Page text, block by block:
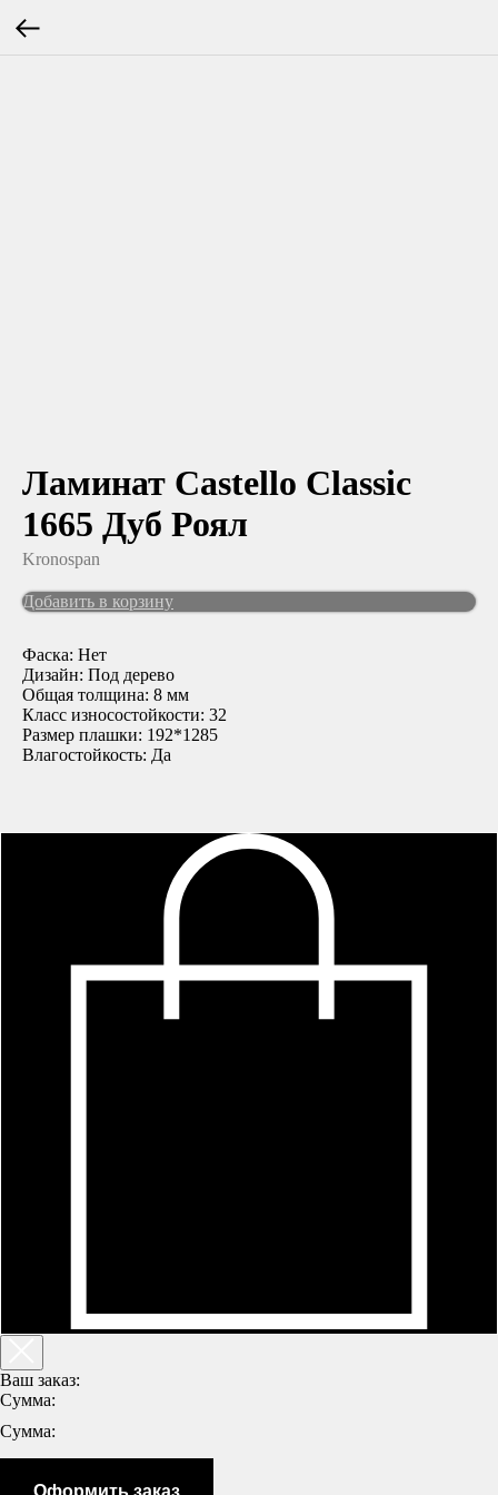
Ламинат Castello Classic
1665 Дуб Роял
Kronospan
Добавить в корзину
Фаска: Нет
Дизайн: Под дерево
Общая толщина: 8 мм
Класс износостойкости: 32
Размер плашки: 192*1285
Влагостойкость: Да
Ваш заказ:
Сумма:
Сумма:
Оформить заказ